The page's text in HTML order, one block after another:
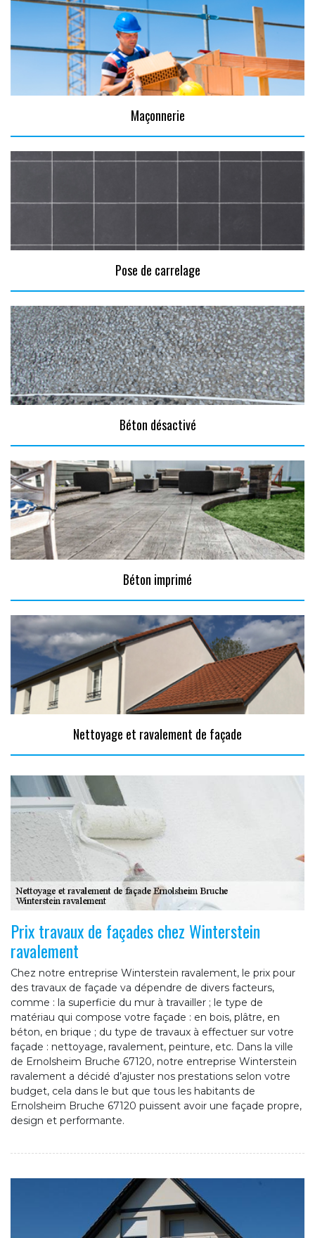
Maçonnerie
Pose de carrelage
Béton désactivé
Béton imprimé
Nettoyage et ravalement de façade
Prix travaux de façades chez Winterstein
ravalement
Chez notre entreprise Winterstein ravalement, le prix pour
des travaux de façade va dépendre de divers facteurs,
comme : la superficie du mur à travailler ; le type de
matériau qui compose votre façade : en bois, plâtre, en
béton, en brique ; du type de travaux à effectuer sur votre
façade : nettoyage, ravalement, peinture, etc. Dans la ville
de Ernolsheim Bruche 67120, notre entreprise Winterstein
ravalement a décidé d’ajuster nos prestations selon votre
budget, cela dans le but que tous les habitants de
Ernolsheim Bruche 67120 puissent avoir une façade propre,
design et performante.